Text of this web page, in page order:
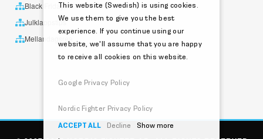
Black Friday
Julklappstips
Mellandagsrea
This website (Swedish) is using cookies.
We use them to give you the best
experience. If you continue using our
website, we'll assume that you are happy
to receive all cookies on this website.
Google Privacy Policy
Nordic Fighter Privacy Policy
ACCEPT ALL
Decline
Show more